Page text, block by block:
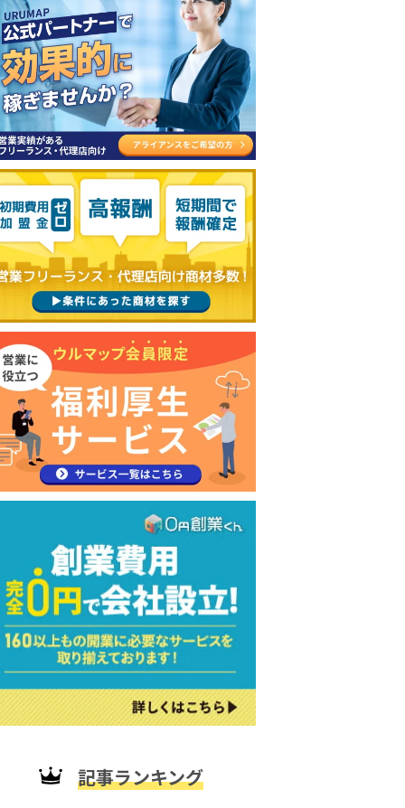
記事ランキング